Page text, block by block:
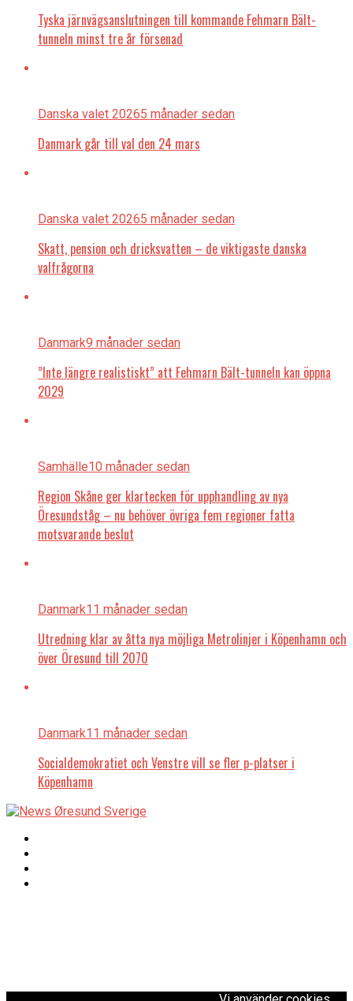
Tyska järnvägsanslutningen till kommande Fehmarn Bält-
tunneln minst tre år försenad
Danska valet 20265 månader sedan
Danmark går till val den 24 mars
Danska valet 20265 månader sedan
Skatt, pension och dricksvatten – de viktigaste danska
valfrågorna
Danmark9 månader sedan
”Inte längre realistiskt” att Fehmarn Bält-tunneln kan öppna
2029
Samhälle10 månader sedan
Region Skåne ger klartecken för upphandling av nya
Öresundståg – nu behöver övriga fem regioner fatta
motsvarande beslut
Danmark11 månader sedan
Utredning klar av åtta nya möjliga Metrolinjer i Köpenhamn och
över Öresund till 2070
Danmark11 månader sedan
Socialdemokratiet och Venstre vill se fler p-platser i
Köpenhamn